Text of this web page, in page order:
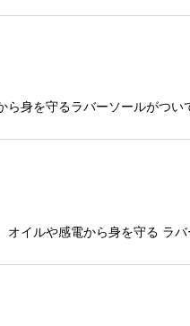
ら身を守るラバーソールがつ
オイルや感電から身を守る ラ